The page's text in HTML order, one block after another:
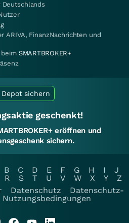
Deutschlands
ARIVA, FinanzNachrichten und
beim SMARTBROKER+
sichern
geschenkt!
eröffnen und
sichern.
B C D E F G H I
J
R S T U V W X Y
Z
Datenschutz
Datenschutz-
Nutzungsbedingungen